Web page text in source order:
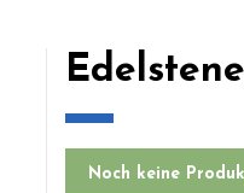
Noch keine